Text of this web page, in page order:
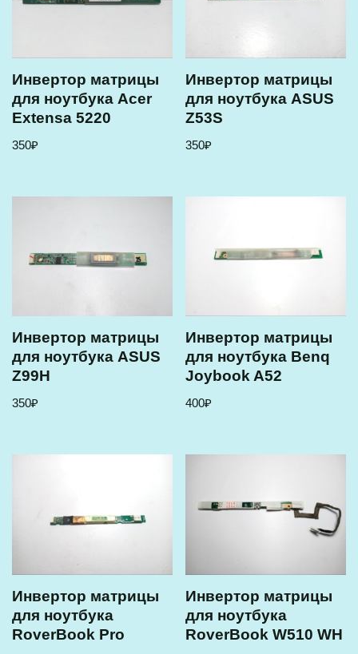
Инвертор матрицы
для ноутбука Acer
Extensa 5220
350₽
Инвертор матрицы
для ноутбука ASUS
Z53S
350₽
Инвертор матрицы
для ноутбука ASUS
Z99H
350₽
Инвертор матрицы
для ноутбука Benq
Joybook A52
400₽
Инвертор матрицы
для ноутбука
RoverBook Pro
Инвертор матрицы
для ноутбука
RoverBook W510 WH